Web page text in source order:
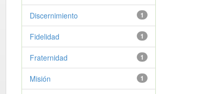
1
Discernimiento
1
Fidelidad
1
Fraternidad
1
Misión